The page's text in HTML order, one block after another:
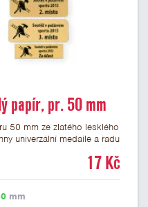
papír, pr. 50 mm
50 mm ze zlatého lesklého
univerzální medaile a řadu
logo nebo text dle vašeho
17 Kč
mm